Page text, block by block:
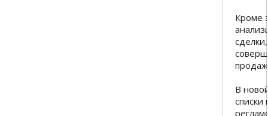
Кроме
В
списки